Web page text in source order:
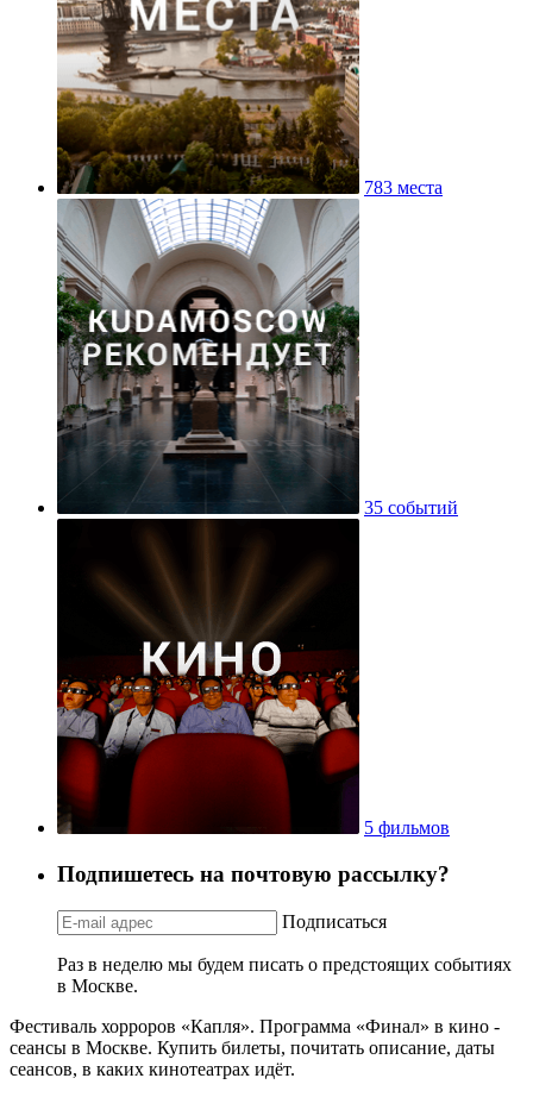
783 места
35 событий
5 фильмов
Подпишетесь на почтовую рассылку?
Подписаться
Раз в неделю мы будем писать о предстоящих событиях
в Москве.
Фестиваль хорроров «Капля». Программа «Финал» в кино -
сеансы в Москве. Купить билеты, почитать описание, даты
сеансов, в каких кинотеатрах идёт.